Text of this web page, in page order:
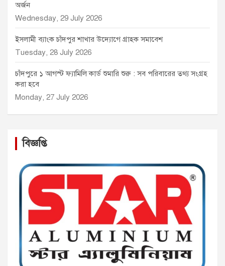
অর্জন
Wednesday, 29 July 2026
ইসলামী ব্যাংক চাঁদপুর শাখার উদ্যোগে গ্রাহক সমাবেশ
Tuesday, 28 July 2026
চাঁদপুরে ১ আগস্ট ফ্যামিলি কার্ড শুমারি শুরু : সব পরিবারের তথ্য সংগ্রহ
করা হবে
Monday, 27 July 2026
বিজ্ঞপ্তি